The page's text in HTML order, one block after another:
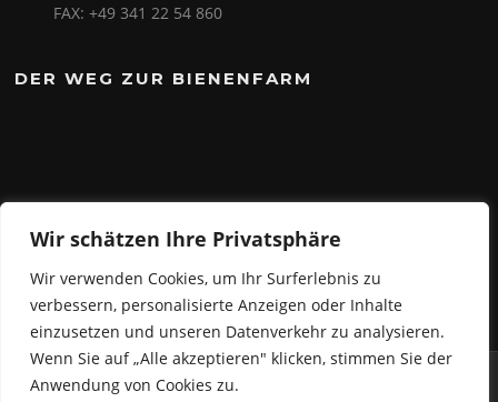
Wir schätzen Ihre Privatsphäre
Wir verwenden Cookies, um Ihr Surferlebnis zu
verbessern, personalisierte Anzeigen oder Inhalte
einzusetzen und unseren Datenverkehr zu analysieren.
Wenn Sie auf „Alle akzeptieren" klicken, stimmen Sie der
Anwendung von Cookies zu.
FAX: +49 341 22 54 860
DER WEG ZUR BIENENFARM
Copyright © 2026 Hartmannsdorfer Carnevals Club e.V.. Alle Rechte